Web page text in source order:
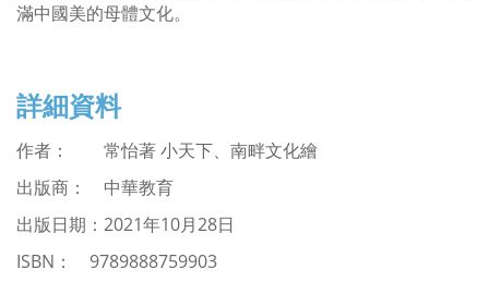
滿中國美的母體文化。
詳細資料
作者： 常怡著 小天下、南畔文化繪
出版商： 中華教育
出版日期： 2021年10月28日
ISBN ： 9789888759903